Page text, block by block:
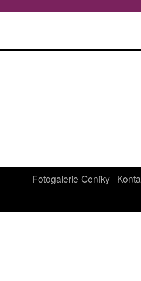
Fotogalerie Ceníky